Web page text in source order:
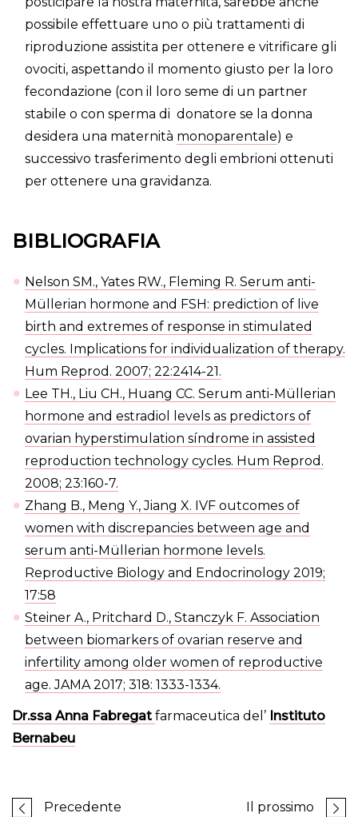
possibile effettuare uno o più trattamenti di
riproduzione assistita per ottenere e vitrificare gli
ovociti, aspettando il momento giusto per la loro
fecondazione (con il loro seme di un partner
stabile o con sperma di donatore se la donna
desidera una maternità monoparentale) e
successivo trasferimento degli embrioni ottenuti
per ottenere una gravidanza.
BIBLIOGRAFIA
Nelson SM., Yates RW., Fleming R. Serum anti-
Müllerian hormone and FSH: prediction of live
birth and extremes of response in stimulated
cycles. Implications for individualization of therapy.
Hum Reprod. 2007; 22:2414-21.
Lee TH., Liu CH., Huang CC. Serum anti-Müllerian
hormone and estradiol levels as predictors of
ovarian hyperstimulation síndrome in assisted
reproduction technology cycles. Hum Reprod.
2008; 23:160-7.
Zhang B., Meng Y., Jiang X. IVF outcomes of
women with discrepancies between age and
serum anti-Müllerian hormone levels.
Reproductive Biology and Endocrinology 2019;
17:58
Steiner A., Pritchard D., Stanczyk F. Association
between biomarkers of ovarian reserve and
infertility among older women of reproductive
age. JAMA 2017; 318: 1333-1334.
Dr.ssa Anna Fabregat farmaceutica del’ Instituto
Bernabeu
Precedente Il prossimo